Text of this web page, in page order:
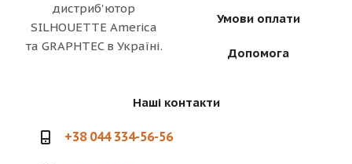
дистриб'ютор
SILHOUETTE America
та GRAPHTEC в Україні.
Умови оплати
Допомога
Наші контакти
+38 044 334-56-56